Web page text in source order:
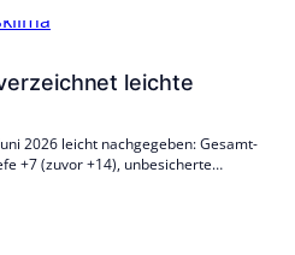
leichte
2026 leicht nachgegeben: Gesamt-
+7 (zuvor +14), unbesicherte
Nachfrage nach Pfandbriefen bleibt
viele erwarten 10-jährige